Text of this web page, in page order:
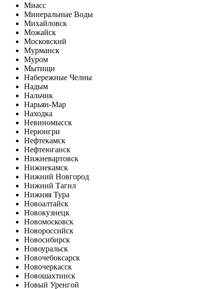
Миасс
Минеральные Воды
Михайловск
Можайск
Московский
Мурманск
Муром
Мытищи
Набережные Челны
Надым
Нальчик
Нарьян-Мар
Находка
Невиномысск
Нерюнгри
Нефтекамск
Нефтеюганск
Нижневартовск
Нижнекамск
Нижний Новгород
Нижний Тагил
Нижняя Тура
Новоалтайск
Новокузнецк
Новомосковск
Новороссийск
Новосибирск
Новоуральск
Новочебоксарск
Новочеркасск
Новошахтинск
Новый Уренгой